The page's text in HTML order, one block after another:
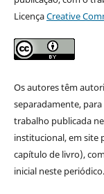
LicençaCreative
Os autores têm
separadamente,
trabalho publicada
institucional, em site
capítulo de livro),
inicial neste periódico.